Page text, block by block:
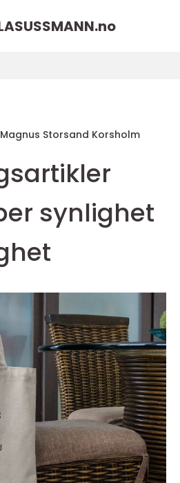
no
Magnus Storsand Korsholm
synlighet